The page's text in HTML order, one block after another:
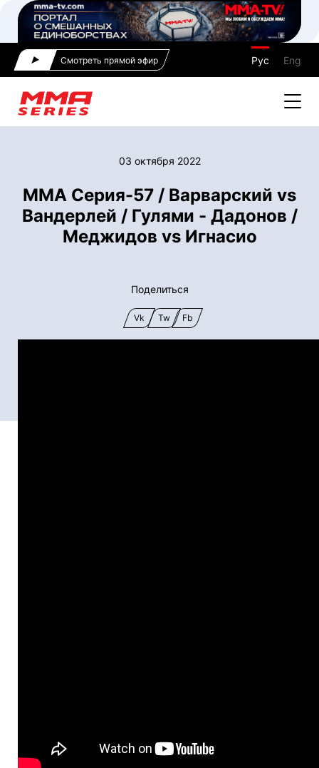
Смотреть прямой эфир Рус Eng
03 октября 2022
ММА Серия-57 / Варварский vs
Вандерлей / Гулями - Дадонов /
Меджидов vs Игнасио
Поделиться
Vk Tw Fb